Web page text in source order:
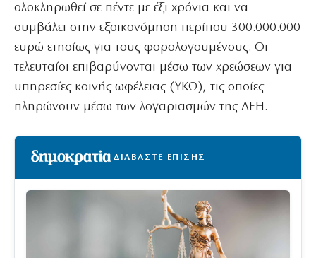
ολοκληρωθεί σε πέντε με έξι χρόνια και να
συμβάλει στην εξοικονόμηση περίπου 300.000.000
ευρώ ετησίως για τους φορολογουμένους. Οι
τελευταίοι επιβαρύνονται μέσω των χρεώσεων για
υπηρεσίες κοινής ωφέλειας (ΥΚΩ), τις οποίες
πληρώνουν μέσω των λογαριασμών της ΔΕΗ.
ΔΙΑΒΑΣΤΕ ΕΠΙΣΗΣ